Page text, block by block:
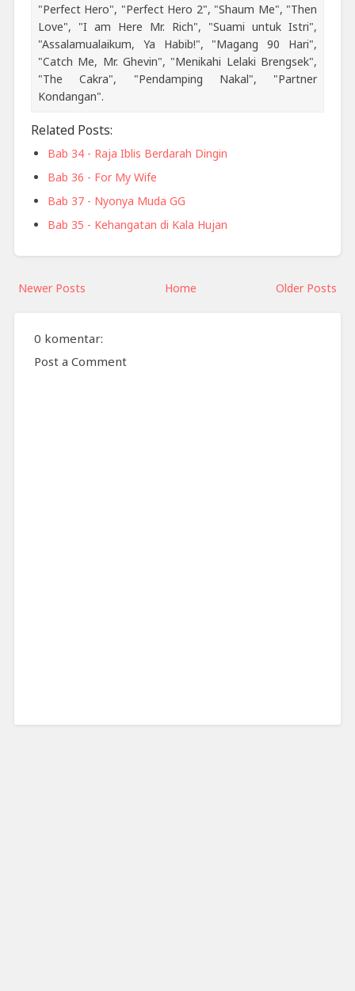
"Perfect Hero", "Perfect Hero 2", "Shaum Me", "Then
Love", "I am Here Mr. Rich", "Suami untuk Istri",
"Assalamualaikum, Ya Habib!", "Magang 90 Hari",
"Catch Me, Mr. Ghevin", "Menikahi Lelaki Brengsek",
"The Cakra", "Pendamping Nakal", "Partner
Kondangan".
Related Posts:
Bab 34 - Raja Iblis Berdarah Dingin
Bab 36 - For My Wife
Bab 37 - Nyonya Muda GG
Bab 35 - Kehangatan di Kala Hujan
Newer Posts Older Posts
Home
0 komentar:
Post a Comment